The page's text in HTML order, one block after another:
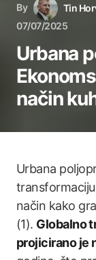
By
Tin
07/07/2025
Urbana
način
Urbana
način kako
(1). Globalno
projicirano je